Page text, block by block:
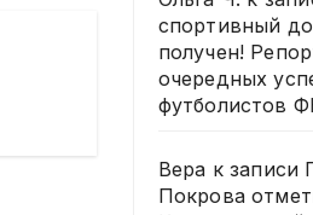
спортивный
получен!
очередных
футболистов
Вера к записи
Покрова